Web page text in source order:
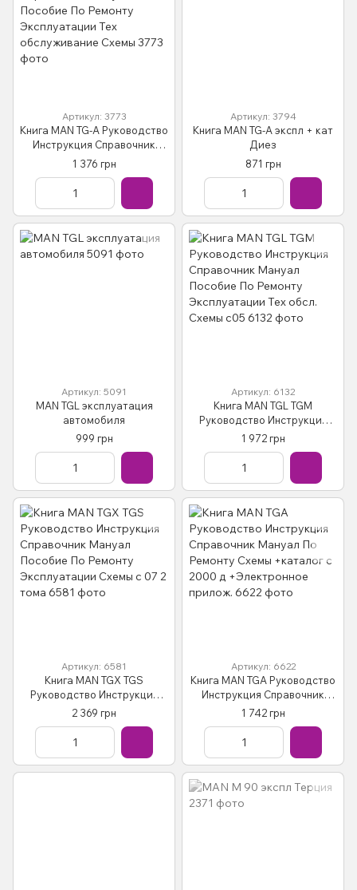
Артикул: 3773
Книга MAN TG-A Руководство
Инструкция Справочник
Мануал Пособие По Ремонту
Эксплуатации Тех
обслуживание Схемы
1 376 грн
Артикул: 3794
Книга MAN TG-A экспл + кат
Диез
871 грн
Артикул: 5091
MAN TGL эксплуатация
автомобиля
999 грн
Артикул: 6132
Книга MAN TGL TGM
Руководство Инструкция
Справочник Мануал
Пособие По Ремонту
Эксплуатации Тех обсл.
Схемы с05
1 972 грн
Артикул: 6581
Книга MAN TGX TGS
Руководство Инструкция
Справочник Мануал
Пособие По Ремонту
Эксплуатации Схемы с 07 2
2 369 грн
Артикул: 6622
Книга MAN TGA Руководство
Инструкция Справочник
Мануал По Ремонту Схемы
+каталог c 2000 д
+Электронное прилож.
1 742 грн